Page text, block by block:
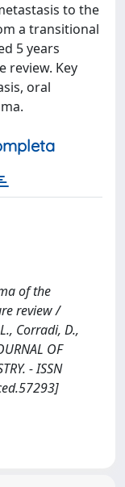
to the
a transitional
5 years
review. Key
oral
of the
review /
Corradi, D.,
OF
- ISSN